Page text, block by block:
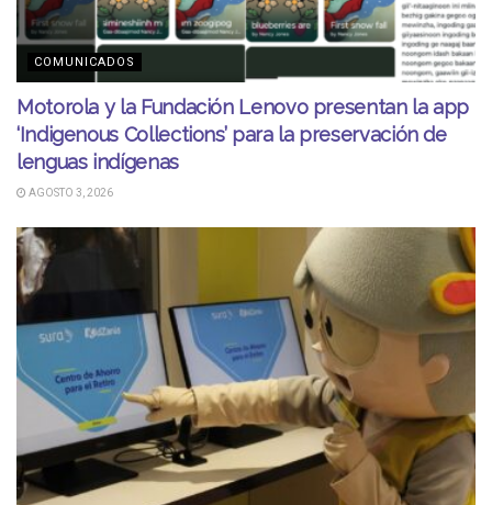
COMUNICADOS
Motorola y la Fundación Lenovo presentan la app
‘Indigenous Collections’ para la preservación de
lenguas indígenas
AGOSTO 3, 2026